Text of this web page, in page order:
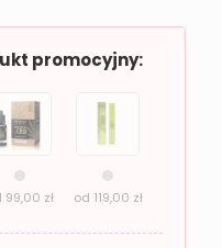
promocyjny:
99,00 zł od 119,00 zł